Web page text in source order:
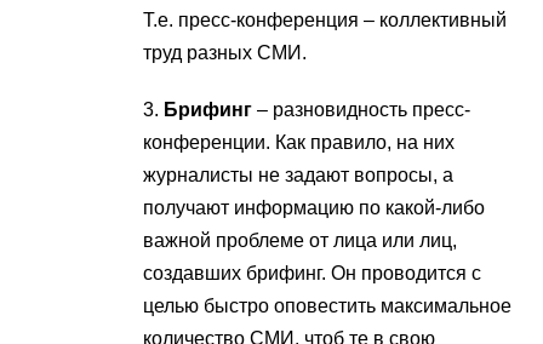
Т.е. пресс-конференция – коллективный
труд разных СМИ.
3. Брифинг – разновидность пресс-
конференции. Как правило, на них
журналисты не задают вопросы, а
получают информацию по какой-либо
важной проблеме от лица или лиц,
создавших брифинг. Он проводится с
целью быстро оповестить максимальное
количество СМИ, чтоб те в свою